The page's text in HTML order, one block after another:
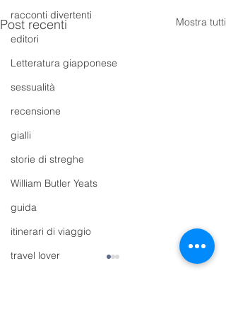
racconti divertenti
editori
Letteratura giapponese
sessualità
recensione
gialli
storie di streghe
William Butler Yeats
guida
itinerari di viaggio
travel lover
Post recenti Mostra tutti